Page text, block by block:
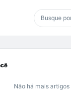
Não há mais artigos